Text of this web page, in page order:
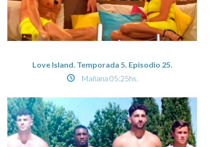
Love Island. Temporada 5. Episodio 25.
Mañana 05:25hs.